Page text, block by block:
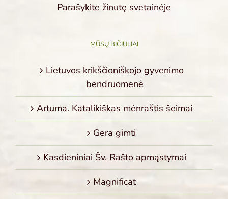
Parašykite žinutę svetainėje
MŪSŲ BIČIULIAI
Lietuvos krikščioniškojo gyvenimo
bendruomenė
Artuma. Katalikiškas mėnraštis šeimai
Gera gimti
Kasdieniniai Šv. Rašto apmąstymai
Magnificat